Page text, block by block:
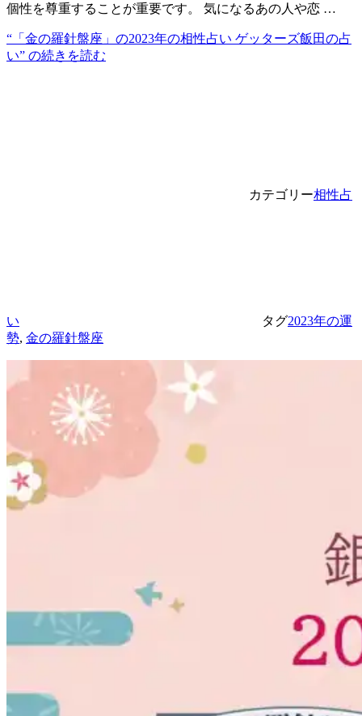
個性を尊重することが重要です。 気になるあの人や恋 …
“「金の羅針盤座」の2023年の相性占い ゲッターズ飯田の占
い” の続きを読む
カテゴリー相性占
い タグ2023年の運
勢, 金の羅針盤座